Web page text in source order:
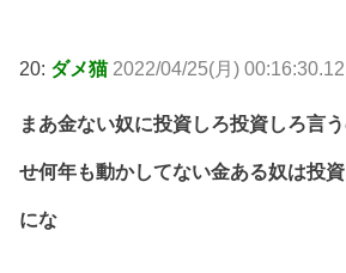
20: ダメ猫 2022/04/25(月) 00:16:30.12
まあ金ない奴に投資しろ投資しろ言
せ何年も動かしてない金ある奴は投
にな